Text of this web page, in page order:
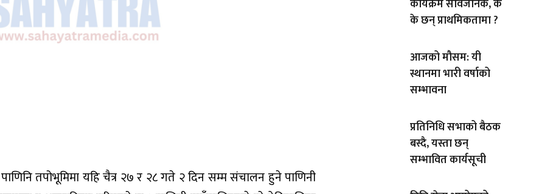
तपोभूमिमा यहि चैत्र २७ र २८ गते २ दिन सम्म संचालन हुने पाणिनी
कार्यक्रम सार्वजनिक, के
के छन् प्राथमिकतामा ?
आजको मौसम: यी
स्थानमा भारी वर्षाको
सम्भावना
प्रतिनिधि सभाको बैठक
बस्दै, यस्ता छन्
सम्भावित कार्यसूची